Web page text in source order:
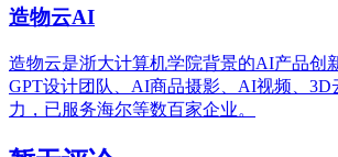
造物云AI
造物云是浙大计算机学院背景的AI产品创
GPT设计团队、AI商品摄影、AI视频、3D
力，已服务海尔等数百家企业。